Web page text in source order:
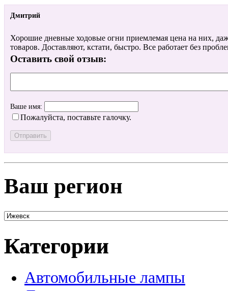
Дмитрий
Хорошие дневные ходовые огни приемлемая цена на них,
товаров. Доставляют, кстати, быстро. Все работает без
Оставить свой отзыв:
Ваше имя:
Пожалуйста, поставьте галочку.
Ваш регион
Категории
Автомобильные лампы